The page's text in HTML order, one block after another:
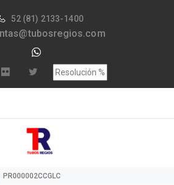
52 (81) 2133-1400
PR000002CCGLC